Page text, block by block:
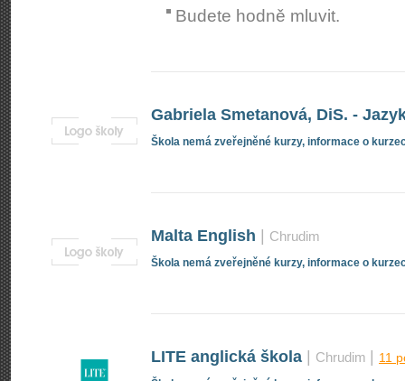
Budete hodně mluvit.
Gabriela Smetanová, DiS. -
Škola nemá zveřejněné kurzy, informace o
Malta English Chrudim
Škola nemá zveřejněné kurzy, informace o
LITE anglická škola Chrudim 11